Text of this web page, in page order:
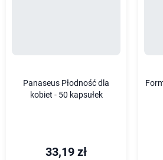
Panaseus Płodność dla
kobiet - 50 kapsułek
33,19 zł